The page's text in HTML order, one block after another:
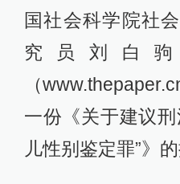
国社会科学院社
究员刘白
（
一份《关于建议
儿性别鉴定罪”》的